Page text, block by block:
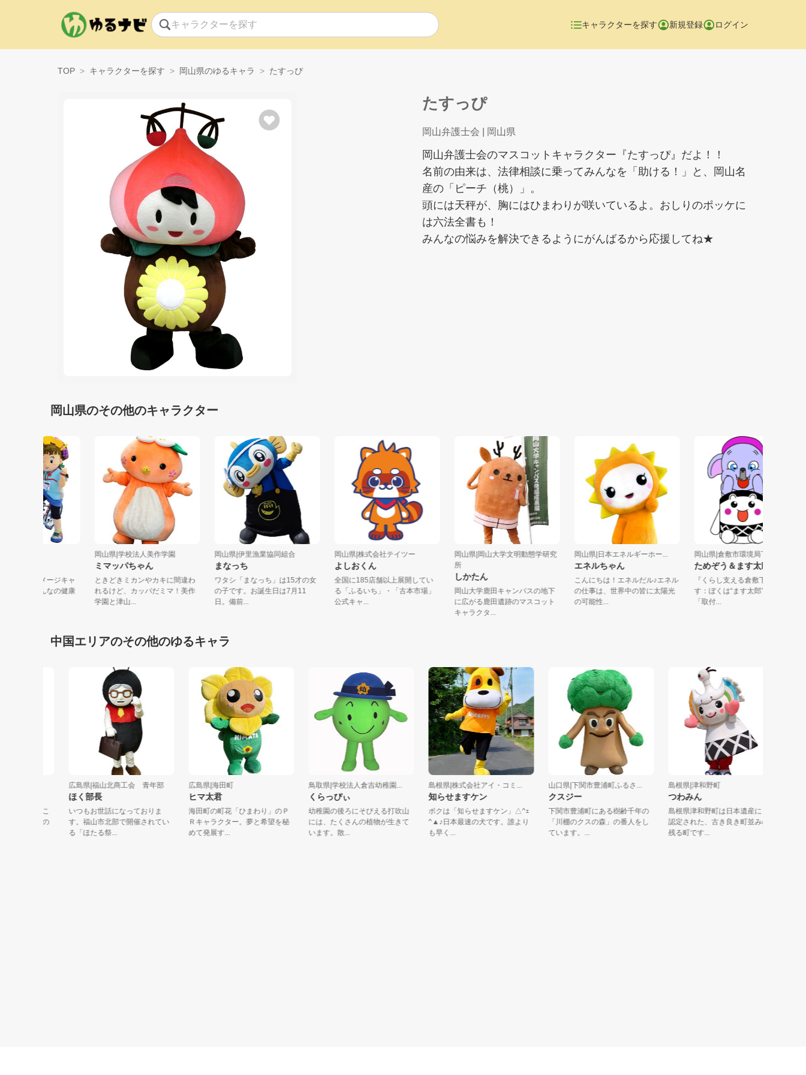
キャラクターを探す 新規登録 ログイン
TOP キャラクターを探す 岡山県のゆるキャラ たすっぴ
たすっぴ
岡山弁護士会 | 岡山県
岡山弁護士会のマスコットキャラクター『たすっぴ』だよ！！
名前の由来は、法律相談に乗ってみんなを「助ける！」と、岡山名
産の「ピーチ（桃）」。
頭には天秤が、胸にはひまわりが咲いているよ。おしりのポッケに
は六法全書も！
みんなの悩みを解決できるようにがんばるから応援してね★
岡山県のその他のキャラクター
市健康づくりイメージキャ
ター。いつもみんなの健康
岡山県|学校法人美作学園
ミマッパちゃん
ときどきミカンやカキに間違わ
れるけど、カッパだミマ！美作
学園と津山...
岡山県|伊里漁業協同組合
まなっち
ワタシ「まなっち」は15才の女
の子です。お誕生日は7月11
日。備前...
岡山県|株式会社テイツー
よしおくん
全国に185店舗以上展開してい
る「ふるいち」・「古本市場」
公式キャ...
岡山県|岡山大学文明動態学研究
しかたん
岡山大学鹿田キャンパスの地下
に広がる鹿田遺跡のマスコット
キャラクタ...
岡山県|日本エネルギーホー...
エネルちゃん
こんにちは！エネルだル♪エネル
の仕事は、世界中の皆に太陽光
の可能性...
岡山県|倉敷市環境局下水道部
ためぞう＆ます太郎
『くらし支える倉敷下水』 ま
す：ぼくは“ます太郎”！下水
「取付...
中国エリアのその他のゆるキャラ
広島県|福山北商工会 青年部
ほく部長
いつもお世話になっておりま
す。福山市北部で開催されてい
る「ほたる祭...
広島県|海田町
ヒマ太君
海田町の町花「ひまわり」のＰ
Ｒキャラクター。夢と希望を秘
めて発展す...
鳥取県|学校法人倉吉幼稚園...
くらっぴぃ
幼稚園の後ろにそびえる打吹山
には、たくさんの植物が生きて
います。散...
島根県|株式会社アイ・コミ...
知らせますケン
ボクは「知らせますケン」△^ｪ
^▲♪日本最速の犬です。誰より
も早く...
山口県|下関市豊浦町ふるさ...
クスジー
下関市豊浦町にある樹齢千年の
「川棚のクスの森」の番人をし
ています。...
島根県|津和野町
つわみん
島根県津和野町は日本遺産にも
認定された、古き良き町並みの
残る町です...